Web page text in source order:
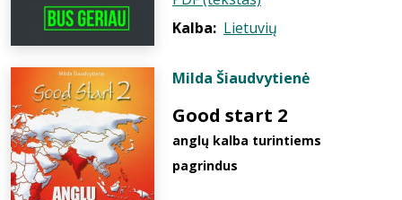
Kalba: Lietuvių
Milda Šiaudvytienė
Good start 2
anglų kalba turintiems
pagrindus